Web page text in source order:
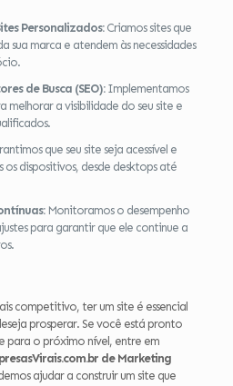
Personalizados:Criamos sites que
sua marca e atendem às necessidades
de Busca (SEO):Implementamos
melhorar a visibilidade do seu site e
que seu site seja acessível e
dispositivos, desde desktops até
Monitoramos o desempenho
para garantir que ele continue a
competitivo, ter um site é essencial
prosperar. Se você está pronto
para o próximo nível, entre em
de Marketing
ajudar a construir um site que